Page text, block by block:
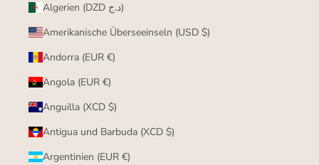
Algerien (DZD د.ج)
Amerikanische Überseeinseln (USD $)
Andorra (EUR €)
Angola (EUR €)
Anguilla (XCD $)
Antigua und Barbuda (XCD $)
Argentinien (EUR €)